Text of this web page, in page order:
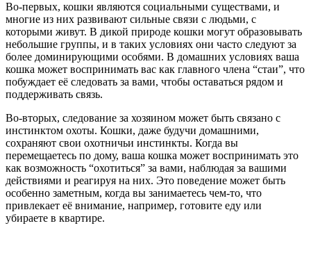
Во-первых, кошки являются социальными существами, и
многие из них развивают сильные связи с людьми, с
которыми живут. В дикой природе кошки могут образовывать
небольшие группы, и в таких условиях они часто следуют за
более доминирующими особями. В домашних условиях ваша
кошка может воспринимать вас как главного члена “стаи”, что
побуждает её следовать за вами, чтобы оставаться рядом и
поддерживать связь.
Во-вторых, следование за хозяином может быть связано с
инстинктом охоты. Кошки, даже будучи домашними,
сохраняют свои охотничьи инстинкты. Когда вы
перемещаетесь по дому, ваша кошка может воспринимать это
как возможность “охотиться” за вами, наблюдая за вашими
действиями и реагируя на них. Это поведение может быть
особенно заметным, когда вы занимаетесь чем-то, что
привлекает её внимание, например, готовите еду или
убираете в квартире.